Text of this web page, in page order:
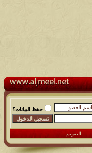
حفظ البيانات؟
التقويم